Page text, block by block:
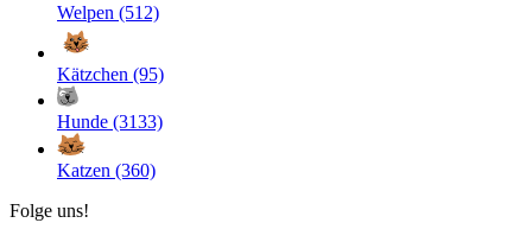
Welpen (512)
Kätzchen (95)
Hunde (3133)
Katzen (360)
Folge uns!